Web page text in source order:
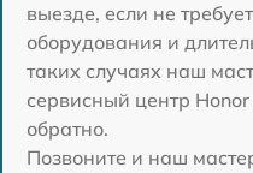
выезде, если не
оборудования и
таких случаях наш
сервисный центр
обратно.
Позвоните и наш